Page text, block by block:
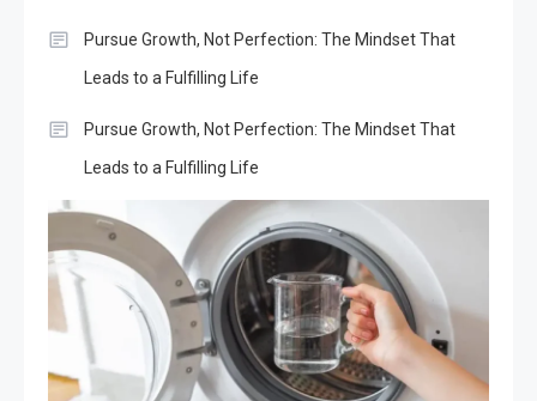
Pursue Growth, Not Perfection: The Mindset That
Leads to a Fulfilling Life
Pursue Growth, Not Perfection: The Mindset That
Leads to a Fulfilling Life